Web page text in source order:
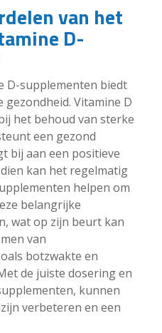
van het
D-
D-supplementen biedt
Vitamine D
het behoud van sterke
een gezond
bij aan een positieve
kan het regelmatig
helpen om
belangrijke
wat op zijn beurt kan
van
botzwakte en
de juiste dosering en
kunnen
verbeteren en een